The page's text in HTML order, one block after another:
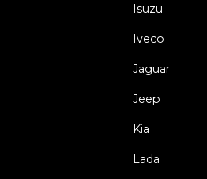
Isuzu
Iveco
Jaguar
Jeep
Kia
Lada